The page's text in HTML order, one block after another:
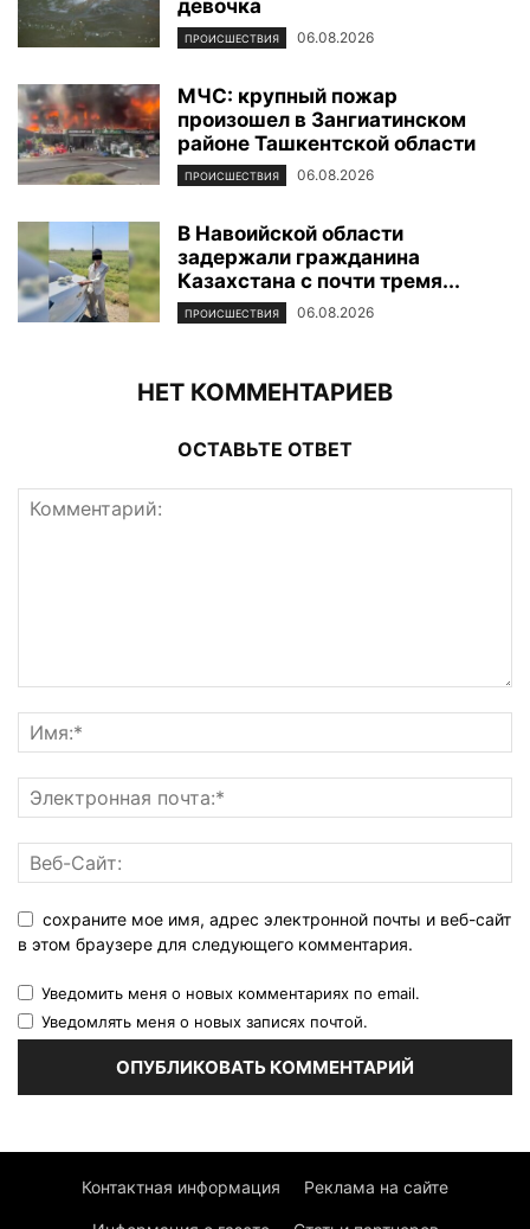
девочка
ПРОИСШЕСТВИЯ 06.08.2026
МЧС: крупный пожар
произошел в Зангиатинском
районе Ташкентской области
ПРОИСШЕСТВИЯ 06.08.2026
В Навоийской области
задержали гражданина
Казахстана с почти тремя...
ПРОИСШЕСТВИЯ 06.08.2026
НЕТ КОММЕНТАРИЕВ
ОСТАВЬТЕ ОТВЕТ
сохраните мое имя, адрес электронной почты и веб-сайт
в этом браузере для следующего комментария.
Уведомить меня о новых комментариях по email.
Уведомлять меня о новых записях почтой.
Контактная информация Реклама на сайте